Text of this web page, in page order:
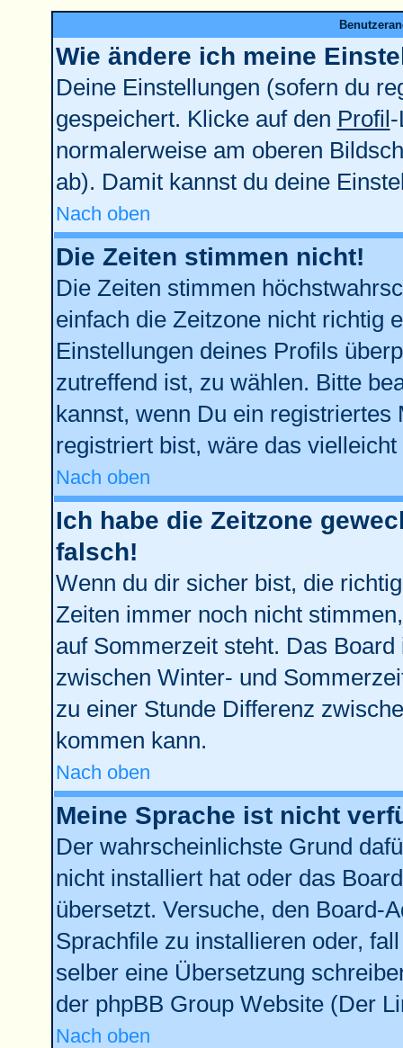
Wie ändere ich meine
Deine Einstellungen (sofern du
gespeichert. Klicke auf den Profil
normalerweise am oberen
ab). Damit kannst du deine
Nach oben
Die Zeiten stimmen nicht!
Die Zeiten stimmen
einfach die Zeitzone nicht richtig
Einstellungen deines Profils
zutreffend ist, zu wählen. Bitte
kannst, wenn Du ein
registriert bist, wäre das
Nach oben
Ich habe die Zeitzone
falsch!
Wenn du dir sicher bist, die
Zeiten immer noch nicht
auf Sommerzeit steht. Das
zwischen Winter- und
zu einer Stunde Differenz
kommen kann.
Nach oben
Meine Sprache ist nicht
Der wahrscheinlichste Grund
nicht installiert hat oder das
übersetzt. Versuche, den Board-
Sprachfile zu installieren oder,
selber eine Übersetzung
der phpBB Group Website (Der
Nach oben